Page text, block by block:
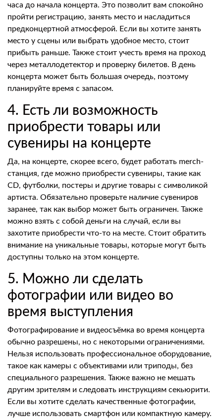
часа до начала концерта. Это позволит вам спокойно
пройти регистрацию, занять место и насладиться
предконцертной атмосферой. Если вы хотите занять
место у сцены или выбрать удобное место, стоит
прибыть раньше. Также стоит учесть время на проход
через металлодетектор и проверку билетов. В день
концерта может быть большая очередь, поэтому
планируйте время с запасом.
4. Есть ли возможность
приобрести товары или
сувениры на концерте
Да, на концерте, скорее всего, будет работать merch-
станция, где можно приобрести сувениры, такие как
CD, футболки, постеры и другие товары с символикой
артиста. Обязательно проверьте наличие сувениров
заранее, так как выбор может быть ограничен. Также
можно взять с собой деньги на случай, если вы
захотите приобрести что-то на месте. Стоит обратить
внимание на уникальные товары, которые могут быть
доступны только на этом концерте.
5. Можно ли сделать
фотографии или видео во
время выступления
Фотографирование и видеосъёмка во время концерта
обычно разрешены, но с некоторыми ограничениями.
Нельзя использовать профессиональное оборудование,
такое как камеры с объективами или триподы, без
специального разрешения. Также важно не мешать
другим зрителям и следовать инструкциям секьюрити.
Если вы хотите сделать качественные фотографии,
лучше использовать смартфон или компактную камеру.